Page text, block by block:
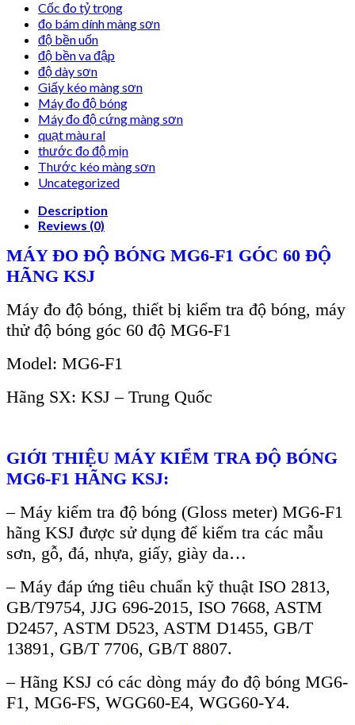
Cốc đo tỷ trọng
đo bám dính màng sơn
độ bền uốn
độ bền va đập
độ dày sơn
Giấy kéo màng sơn
Máy đo độ bóng
Máy đo độ cứng màng sơn
quạt màu ral
thước đo độ mịn
Thước kéo màng sơn
Uncategorized
Description
Reviews (0)
MÁY ĐO ĐỘ BÓNG MG6-F1 GÓC 60 ĐỘ
HÃNG KSJ
Máy đo độ bóng, thiết bị kiểm tra độ bóng, máy
thử độ bóng góc 60 độ MG6-F1
Model: MG6-F1
Hãng SX: KSJ – Trung Quốc
GIỚI THIỆU MÁY KIỂM TRA ĐỘ BÓNG
MG6-F1 HÃNG KSJ:
– Máy kiểm tra độ bóng (Gloss meter) MG6-F1
hãng KSJ được sử dụng để kiểm tra các mẫu
sơn, gỗ, đá, nhựa, giấy, giày da…
– Máy đáp ứng tiêu chuẩn kỹ thuật ISO 2813,
GB/T9754, JJG 696-2015, ISO 7668, ASTM
D2457, ASTM D523, ASTM D1455, GB/T
13891, GB/T 7706, GB/T 8807.
– Hãng KSJ có các dòng máy đo độ bóng MG6-
F1, MG6-FS, WGG60-E4, WGG60-Y4.